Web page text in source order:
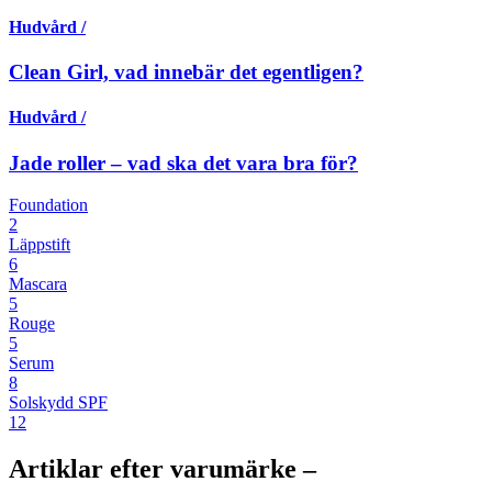
Hudvård /
Clean Girl, vad innebär det egentligen?
Hudvård /
Jade roller – vad ska det vara bra för?
Foundation
2
Läppstift
6
Mascara
5
Rouge
5
Serum
8
Solskydd SPF
12
Artiklar efter varumärke –